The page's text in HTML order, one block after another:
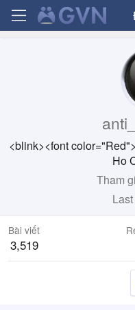
<blink><font
Ho
Tham
Bài viết
3,519